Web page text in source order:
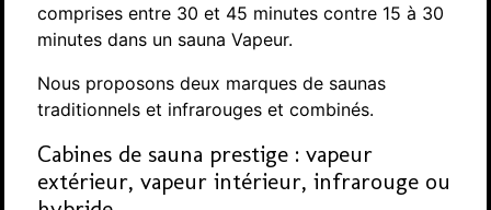
comprises entre 30 et 45 minutes contre 15 à 30
minutes dans un sauna Vapeur.
Nous proposons deux marques de saunas
traditionnels et infrarouges et combinés.
Cabines de sauna prestige : vapeur
extérieur, vapeur intérieur, infrarouge ou